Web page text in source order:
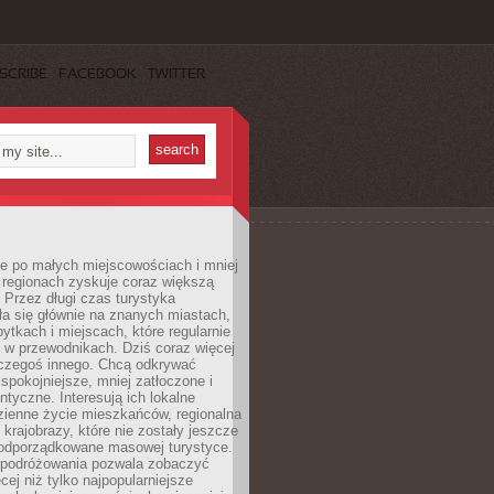
FACEBOOK TWITTER
po małych miejscowościach i mniej
zyskuje coraz większą
Przez długi czas turystyka
się głównie na znanych miastach,
i miejscach, które regularnie
w przewodnikach. Dziś coraz więcej
innego. Chcą odkrywać
mniej zatłoczone i
Interesują ich lokalne
życie mieszkańców, regionalna
krajobrazy, które nie zostały jeszcze
masowej turystyce.
pozwala zobaczyć
niż tylko najpopularniejsze